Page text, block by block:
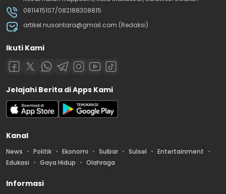
0811415107/082188308815
artikel.nusantara@gmail.com (Redaksi)
Ikuti Kami
Jelajahi Berita di Apps Kami
Kanal
News Politik Ekonomi Sulbar Sulsel
Entertainment
Edukasi
Gaya Hidup Olahraga
Informasi